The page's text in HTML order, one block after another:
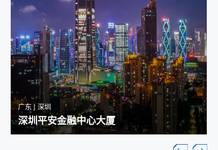
广东 | 深圳
深圳平安金融中心大厦